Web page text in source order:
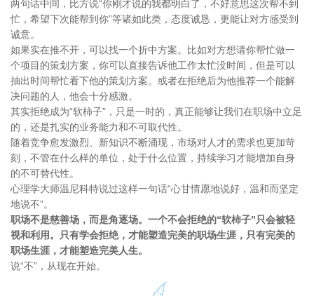
两句话中间，比方说“你刚才说的我都明白了，不好意思这次帮不到
忙，希望下次能帮到你”等诸如此类，态度诚恳，更能让对方感受到
诚意。
如果实在推不开，可以找一个折中方案。比如对方想请你帮忙做一
个项目的策划方案，你可以直接告诉他工作太忙没时间，但是可以
抽出时间帮忙看下他的策划方案。或者在拒绝后为他推荐一个能解
决问题的人，他会十分感激。
其实拒绝成为“软柿子”，只是一时的，真正能够让我们在职场中立足
的，还是扎实的业务能力和不可取代性。
随着竞争愈发激烈、新知识不断涌现，市场对人才的需求也更加苛
刻，不管在什么样的单位，处于什么位置，持续学习才能增加自身
的不可替代性。
心理学大师温尼科特说过这样一句话“心甘情愿地说好，温和而坚定
地说不”。
职场不是慈善场，而是角逐场。一个不会拒绝的“软柿子”只会被轻
视和利用。只有学会拒绝，才能塑造完美的职场生涯，只有完美的
职场生涯，才能塑造完美人生。
说“不”，从现在开始。